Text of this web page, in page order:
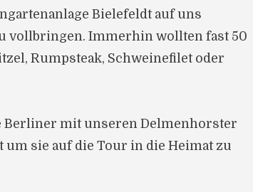
Bielefeldt auf uns
vollbringen. Immerhin wollten fast 50
Rumpsteak, Schweinefilet oder
Berliner mit unseren Delmenhorster
sie auf die Tour in die Heimat zu